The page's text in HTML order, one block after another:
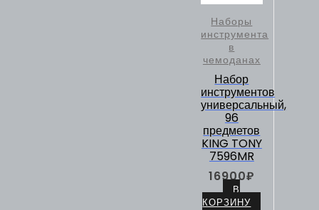
Наборы
инструмента
в
чемоданах
Набор
инструментов
универсальный,
96
предметов
KING TONY
7596MR
16900₽
В
КОРЗИНУ